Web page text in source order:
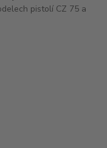
pistolí CZ 75 a